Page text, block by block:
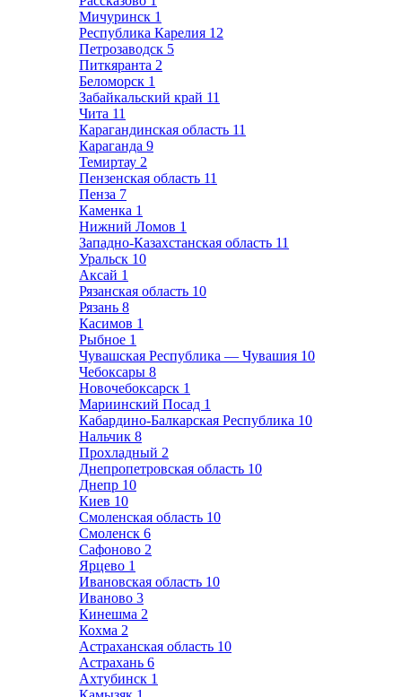
Мичуринск 1
Республика Карелия 12
Петрозаводск 5
Питкяранта 2
Беломорск 1
Забайкальский край 11
Чита 11
Карагандинская область 11
Караганда 9
Темиртау 2
Пензенская область 11
Пенза 7
Каменка 1
Нижний Ломов 1
Западно-Казахстанская область 11
Уральск 10
Аксай 1
Рязанская область 10
Рязань 8
Касимов 1
Рыбное 1
Чувашская Республика — Чувашия 10
Чебоксары 8
Новочебоксарск 1
Мариинский Посад 1
Кабардино-Балкарская Республика 10
Нальчик 8
Прохладный 2
Днепропетровская область 10
Днепр 10
Киев 10
Смоленская область 10
Смоленск 6
Сафоново 2
Ярцево 1
Ивановская область 10
Иваново 3
Кинешма 2
Кохма 2
Астраханская область 10
Астрахань 6
Ахтубинск 1